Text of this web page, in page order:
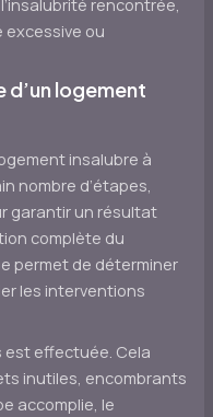
rencontrée,
excessive ou
logement
insalubre à
nombre d’étapes,
garantir un résultat
complète du
permet de déterminer
les interventions
est effectuée. Cela
inutiles, encombrants
accomplie, le